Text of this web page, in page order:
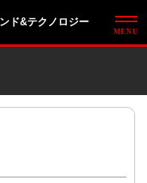
ド&テクノロジー